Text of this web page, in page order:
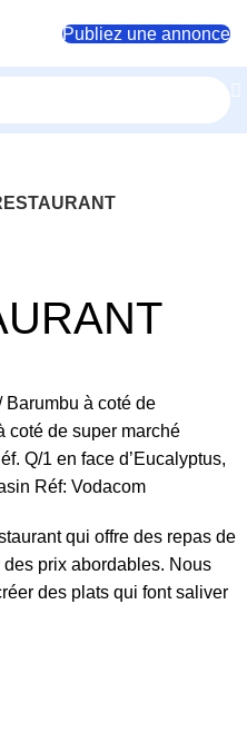
Publiez une annonce
Barumbu à coté de
coté de super marché
Q/1 en face d’Eucalyptus,
Réf: Vodacom
qui offre des repas de
prix abordables. Nous
des plats qui font saliver